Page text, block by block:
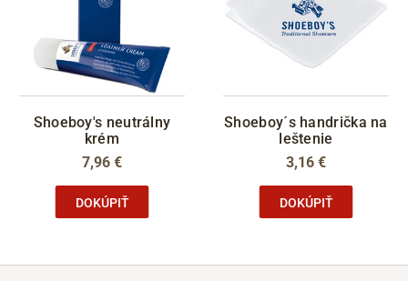
Shoeboy's neutrálny
krém
7,96 €
DOKÚPIŤ
Shoeboy´s handrička na
leštenie
3,16 €
DOKÚPIŤ